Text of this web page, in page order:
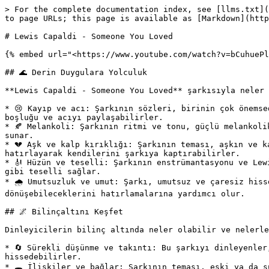
> For the complete documentation index, see [llms.txt](https://docs.yemreak.com/llms.txt). Markdown versions of documentation pages are available by appending `.md` to page URLs; this page is available as [Markdown](https://docs.yemreak.com/arsiv/musics/lewis-capaldi-someone-you-loved.md).

# Lewis Capaldi - Someone You Loved

{% embed url="<https://www.youtube.com/watch?v=bCuhuePlP8o>" %}

## 🌊 Derin Duygulara Yolculuk

**Lewis Capaldi - Someone You Loved** şarkısıyla neler hissediyoruz ve dinleyenler neden bu duyguları arayabiliri:

* 😢 Kayıp ve acı: Şarkının sözleri, birinin çok önemsediği birini kaybetmenin duygularını anlatıyor. Bu duyguları yaşayanlar, şarkıyı dinlerken kalplerindeki o boşluğu ve acıyı paylaşabilirler.
* 🍂 Melankoli: Şarkının ritmi ve tonu, güçlü melankolik bir hava yaratır. Bu melankoli, bazen dinleyenlerin duygu dünyasında rahatlama sağlayabilen hüzünlü bir hava sunar.
* 💔 Aşk ve kalp kırıklığı: Şarkının teması, aşkın ve kalp kırıklığının acı tatlı yanlarını ele alıyor. Dinleyiciler, sevdikleriyle yaşadıkları mutlu ve zor anıları hatırlayarak kendilerini şarkıya kaptırabilirler.
* 🎻 Hüzün ve teselli: Şarkının enstrümantasyonu ve Lewis Capaldi'nin güçlü sesi, bir yandan hüzün ve acıyı yansıtırken, diğer yandan dinleyiciye sıcak bir kucaklama gibi teselli sağlar.
* 🌧 Umutsuzluk ve umut: Şarkı, umutsuz ve çaresiz hissetme durumlarını ele alırken, dinleyenlerin hissettikleri bu duyguların geçici olduğunu ve zamanla umuda dönüşebileceklerini hatırlamalarına yardımcı olur.

## 🌌 Bilinçaltını Keşfet

Dinleyicilerin bilinç altında neler olabilir ve nelerle başa çıkıyorlar mı gibi konulara değinelim:

* 🔄 Sürekli düşünme ve takıntı: Bu şarkıyı dinleyenler, bazı anılar ve duyguların sürekli zihinlerinde döndüğünü ve onlarla baş etmeye çalıştıklarını hissedebilirler.
* 🕳 İlişkiler ve bağlar: Şarkının teması, eski ya da şu anki ilişkilerin bir sonucu olarak kaybedilen önemli bağlantılara dair sorgulamalara ve duygu karmaşasına yol açabilir.
* 🚧 Bağlanma ve ayrılma korkusu: Şarkının ele aldığı duygular, dinleyenlerin bağlanma ve ayrılma korkusu gibi bazı altta yatan korkularla yüzleşmelerine neden olabilir.
* 👤 Öz değer ve kabullenme: Dinleyiciler, şarkının sözlerinde kendilerini bulabilir ve kendi değerlerini, sevme ve sevilme becerilerini sorgulayabilirler.
* 🌱 Kişisel büyüme ve dönüşüm: Acı ve zorluklar, insanın kişisel gelişim sürecinde önemli bir rol oynar. Şarkının introspektif niteliği, dinleyiciye kendi iç dünyalarına bakarak, zor durumların onları daha güçlü ve olgun bir birey haline getirdiğini anlamalarına yardımcı olabilir.

## 🌈 Olumlu Duygulara Açılan Kapılar

Şarkı, dinleyicilere hangi olumlu hislerle başa çıkabileceğini gösteriyor:

* 🥰 Sevgi ve şefkat: Şarkının içinde olduğu kadar, dinleyenlerin hayatlarında da önemli olan sevgi ve şefkat duygularını hatırlatır. Bu duygulara odaklanarak kalplerini iyileştirebilirler.
* 🌤 Umut ve iyimserlik: Her ne kadar şarkıda acı ve kayıp ağır basıyor olsa da, dinleyici, yaşadıkları zorlu süreçlerin sonunda umut ve iyimserliği bulabileceklerini görebilir.
* 🧘 İç huzur ve dinginlik: Şarkının melankolik tonu ve ritmi, dinleyiciye huzur ve dinginlik sağlama potansiyeline sahiptir. Bu huzur, duygularıyla başa çıkmalarına yardımcı olabilir.
* 💪Adayış ve güç: